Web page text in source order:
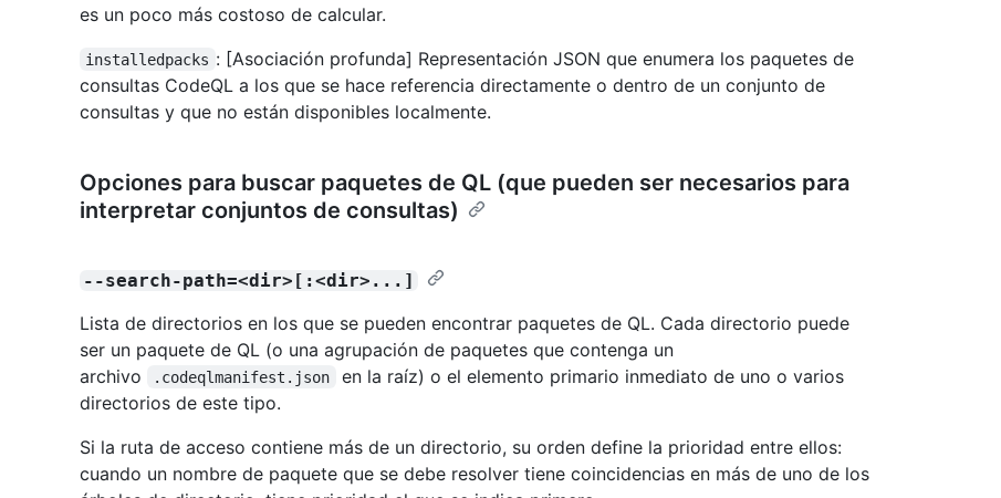
es un poco más costoso de calcular.
installedpacks : [Asociación profunda] Representación JSON que enumera los paquetes de
consultas CodeQL a los que se hace referencia directamente o dentro de un conjunto de
consultas y que no están disponibles localmente.
Opciones para buscar paquetes de QL (que pueden ser necesarios para
interpretar conjuntos de consultas)
--search-path=<dir>[:<dir>...]
Lista de directorios en los que se pueden encontrar paquetes de QL. Cada directorio puede
ser un paquete de QL (o una agrupación de paquetes que contenga un
archivo
.codeqlmanifest.json
en la raíz) o el elemento primario inmediato de uno o varios
directorios de este tipo.
Si la ruta de acceso contiene más de un directorio, su orden define la prioridad entre ellos:
cuando un nombre de paquete que se debe resolver tiene coincidencias en más de uno de los